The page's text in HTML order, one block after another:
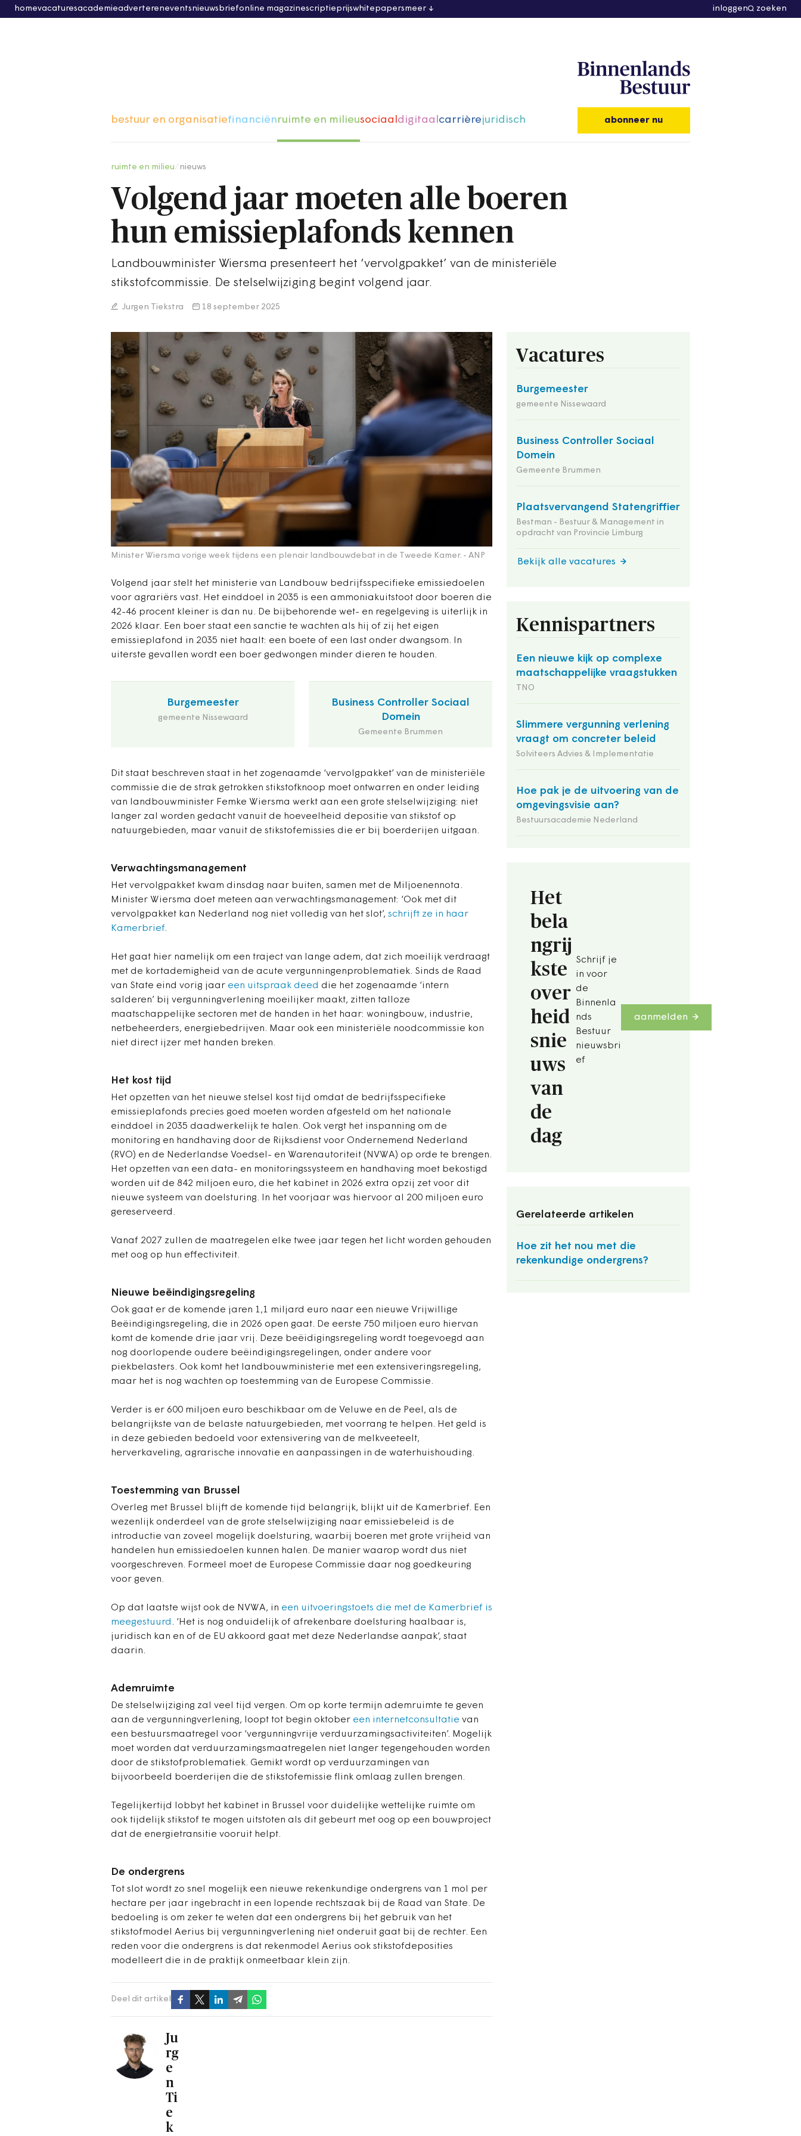
homevacaturesacademieadvertereneventsnieuwsbriefonline magazinescriptieprijswhitepapersmeer inloggen zoeken
bestuur en organisatiefinanciënruimte en milieusociaaldigitaalcarrièrejuridisch abonneer nu
ruimte en milieu nieuws
Volgend jaar moeten alle boeren
hun emissieplafonds kennen
Landbouwminister Wiersma presenteert het ‘vervolgpakket’ van de ministeriële
stikstofcommissie. De stelselwijziging begint volgend jaar.
Jurgen Tiekstra 18 september 2025
Minister Wiersma vorige week tijdens een plenair landbouwdebat in de Tweede Kamer. - ANP
Volgend jaar stelt het ministerie van Landbouw bedrijfsspecifieke emissiedoelen
voor agrariërs vast. Het einddoel in 2035 is een ammoniakuitstoot door boeren die
42-46 procent kleiner is dan nu. De bijbehorende wet- en regelgeving is uiterlijk in
2026 klaar. Een boer staat een sanctie te wachten als hij of zij het eigen
emissieplafond in 2035 niet haalt: een boete of een last onder dwangsom. In
uiterste gevallen wordt een boer gedwongen minder dieren te houden.
Burgemeester
gemeente Nissewaard
Business Controller Sociaal
Domein
Gemeente Brummen
Dit staat beschreven staat in het zogenaamde ‘vervolgpakket’ van de ministeriële
commissie die de strak getrokken stikstofknoop moet ontwarren en onder leiding
van landbouwminister Femke Wiersma werkt aan een grote stelselwijziging: niet
langer zal worden gedacht vanuit de hoeveelheid depositie van stikstof op
natuurgebieden, maar vanuit de stikstofemissies die er bij boerderijen uitgaan.
Vacatures
Burgemeester
gemeente Nissewaard
Business Controller Sociaal
Domein
Gemeente Brummen
Plaatsvervangend Statengriffier
Bestman - Bestuur & Management in
opdracht van Provincie Limburg
Bekijk alle vacatures
Kennispartners
Een nieuwe kijk op complexe
maatschappelijke vraagstukken
TNO
Slimmere vergunning verlening
vraagt om concreter beleid
Solviteers Advies & Implementatie
Hoe pak je de uitvoering van de
omgevingsvisie aan?
Bestuursacademie Nederland
Het
bela
ngrij
kste
over
heid
snie
uws
van
de
dag
Schrijf je
in voor
de
Binnenla
nds
Bestuur
nieuwsbri
ef
aanmelden
Gerelateerde artikelen
Hoe zit het nou met die
rekenkundige ondergrens?
Verwachtingsmanagement
Het vervolgpakket kwam dinsdag naar buiten, samen met de Miljoenennota.
Minister Wiersma doet meteen aan verwachtingsmanagement: ‘Ook met dit
vervolgpakket kan Nederland nog niet volledig van het slot’, schrijft ze in haar
Kamerbrief.
Het gaat hier namelijk om een traject van lange adem, dat zich moeilijk verdraagt
met de kortademigheid van de acute vergunningenproblematiek. Sinds de Raad
van State eind vorig jaar een uitspraak deed die het zogenaamde ‘intern
salderen’ bij vergunningverlening moeilijker maakt, zitten talloze
maatschappelijke sectoren met de handen in het haar: woningbouw, industrie,
netbeheerders, energiebedrijven. Maar ook een ministeriële noodcommissie kon
niet direct ijzer met handen breken.
Het kost tijd
Het opzetten van het nieuwe stelsel kost tijd omdat de bedrijfsspecifieke
emissieplafonds precies goed moeten worden afgesteld om het nationale
einddoel in 2035 daadwerkelijk te halen. Ook vergt het inspanning om de
monitoring en handhaving door de Rijksdienst voor Ondernemend Nederland
(RVO) en de Nederlandse Voedsel- en Warenautoriteit (NVWA) op orde te brengen.
Het opzetten van een data- en monitoringssysteem en handhaving moet bekostigd
worden uit de 842 miljoen euro, die het kabinet in 2026 extra opzij zet voor dit
nieuwe systeem van doelsturing. In het voorjaar was hiervoor al 200 miljoen euro
gereserveerd.
Vanaf 2027 zullen de maatregelen elke twee jaar tegen het licht worden gehouden
met oog op hun effectiviteit.
Nieuwe beëindigingsregeling
Ook gaat er de komende jaren 1,1 miljard euro naar een nieuwe Vrijwillige
Beëindigingsregeling, die in 2026 open gaat. De eerste 750 miljoen euro hiervan
komt de komende drie jaar vrij. Deze beëidigingsregeling wordt toegevoegd aan
nog doorlopende oudere beëindigingsregelingen, onder andere voor
piekbelasters. Ook komt het landbouwministerie met een extensiveringsregeling,
maar het is nog wachten op toestemming van de Europese Commissie.
Verder is er 600 miljoen euro beschikbaar om de Veluwe en de Peel, als de
belangrijkste van de belaste natuurgebieden, met voorrang te helpen. Het geld is
in deze gebieden bedoeld voor extensivering van de melkveeteelt,
herverkaveling, agrarische innovatie en aanpassingen in de waterhuishouding.
Toestemming van Brussel
Overleg met Brussel blijft de komende tijd belangrijk, blijkt uit de Kamerbrief. Een
wezenlijk onderdeel van de grote stelselwijziging naar emissiebeleid is de
introductie van zoveel mogelijk doelsturing, waarbij boeren met grote vrijheid van
handelen hun emissiedoelen kunnen halen. De manier waarop wordt dus niet
voorgeschreven. Formeel moet de Europese Commissie daar nog goedkeuring
voor geven.
Op dat laatste wijst ook de NVWA, in een uitvoeringstoets die met de Kamerbrief is
meegestuurd . ‘Het is nog onduidelijk of afrekenbare doelsturing haalbaar is,
juridisch kan en of de EU akkoord gaat met deze Nederlandse aanpak’, staat
daarin.
Ademruimte
De stelselwijziging zal veel tijd vergen. Om op korte termijn ademruimte te geven
aan de vergunningverlening, loopt tot begin oktober een internetconsultatie van
een bestuursmaatregel voor ‘vergunningvrije verduurzamingsactiviteiten’. Mogelijk
moet worden dat verduurzamingsmaatregelen niet langer tegengehouden worden
door de stikstofproblematiek. Gemikt wordt op verduurzamingen van
bijvoorbeeld boerderijen die de stikstofemissie flink omlaag zullen brengen.
Tegelijkertijd lobbyt het kabinet in Brussel voor duidelijke wettelijke ruimte om
ook tijdelijk stikstof te mogen uitstoten als dit gebeurt met oog op een bouwproject
dat de energietransitie vooruit helpt.
De ondergrens
Tot slot wordt zo snel mogelijk een nieuwe rekenkundige ondergrens van 1 mol per
hectare per jaar ingebracht in een lopende rechtszaak bij de Raad van State. De
bedoeling is om zeker te weten dat een ondergrens bij het gebruik van het
stikstofmodel Aerius bij vergunningverlening niet onderuit gaat bij de rechter. Een
reden voor die ondergrens is dat rekenmodel Aerius ook stikstofdeposities
modelleert die in de praktijk onmeetbaar klein zijn.
Deel dit artikel
Ju
rg
e
n
Ti
e
k